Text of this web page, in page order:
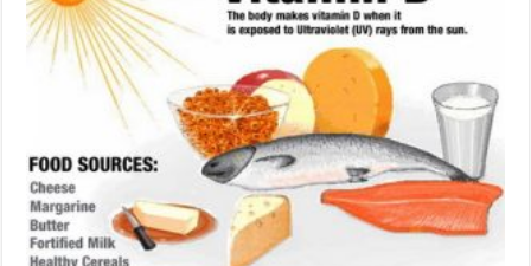
ANUNȚ OPRIRE APĂ în Reșița – avarie – 04.08.2026 – str. Văliugului și
ANUNŢ OPRIRE APĂ în CARANSEBEȘ – 04.08.2026 – avarie – Calea